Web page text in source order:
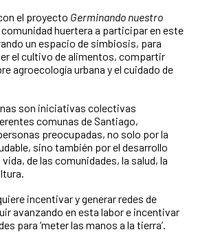
el proyecto Germinando nuestro
comunidad huertera a participar en este
un espacio de simbiosis, para
el cultivo de alimentos, compartir
agroecología urbana y el cuidado de
son iniciativas colectivas
comunas de Santiago,
preocupadas, no solo por la
sino también por el desarrollo
de las comunidades, la salud, la
incentivar y generar redes de
avanzando en esta labor e incentivar
para ‘meter las manos a la tierra’.